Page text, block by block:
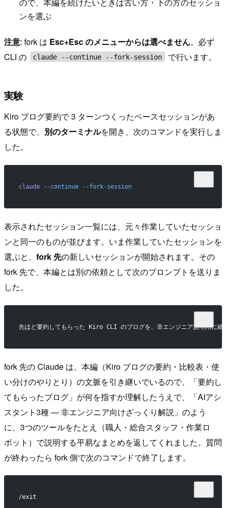
ので、本編を続けたいときは古い方・下の方のセッショ
ンを選ぶ
注意: fork は Esc+Esc のメニューからは選べません。必ず
CLI の
claude --continue --fork-session で行います。
実験
Kiro ブログ要約で 3 ターンつくったベースセッションがあ
る状態で、 別のターミナルを開き、次のコマンドを実行しま
した。
claude --continue --fork-session
表示されたセッション一覧には、元々作業していたセッショ
ンと同一のものが並びます。いま作業していたセッションを
選ぶと、 fork 先の新しいセッションが開始されます。その
fork 先で、本編とは別の依頼として次のプロンプトを送りま
した。
先ほど要約してもらった Kiro CLI のブログを、非エンジニア説明用に細
fork 先の Claude は、本編（Kiro ブログの要約・比較表・使
い分けのやりとり）の文脈を引き継いでいるので、「要約し
てもらったブログ」が何を指すか理解したうえで、「AIアシ
スタント3種 — 非エンジニア向けざっくり解説」のよう
に、3つのツールをたとえ（職人・総合スタッフ・作業ロ
ボット）で説明する平易なまとめを返してくれました。質問
が終わったら fork 側で次のコマンドで終了します。
/exit